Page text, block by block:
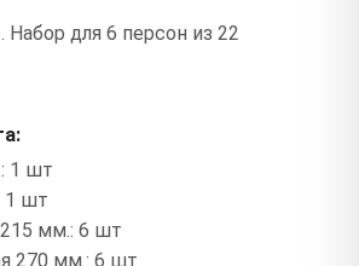
для 6 персон из 22
1 шт
1 шт
215 мм.: 6 шт
270 мм.: 6 шт